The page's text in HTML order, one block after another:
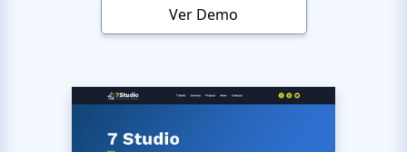
Ver Demo